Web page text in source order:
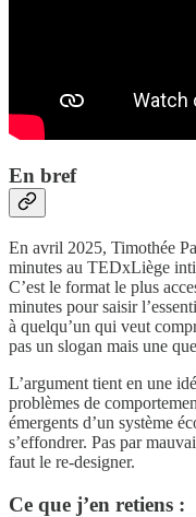
En bref
En avril 2025, Timothée
minutes au TEDxLiège
C’est le format le plus
minutes pour saisir
à quelqu’un qui veut
pas un slogan mais une
L’argument tient en une
problèmes de
émergents d’un système
s’effondrer. Pas par
faut le re-designer.
Ce que j’en retiens :